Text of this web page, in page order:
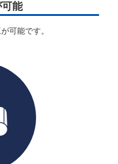
能
可能です。